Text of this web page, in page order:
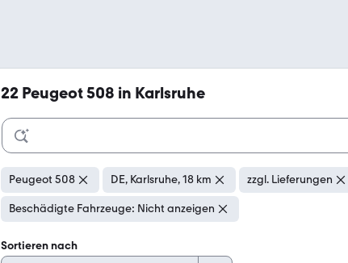
22 Peugeot 508 in Karlsruhe
Peugeot 508 DE, Karlsruhe, 18 km zzgl. Lieferungen
Beschädigte Fahrzeuge: Nicht anzeigen
Sortieren nach